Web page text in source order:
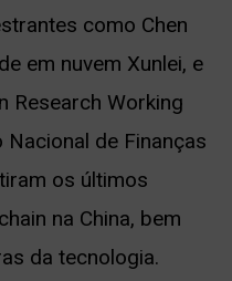
como Chen
em nuvem Xunlei, e
Research Working
de Finanças
os últimos
na China, bem
da tecnologia.